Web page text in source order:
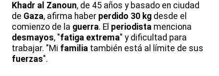
Khadr al Zanoun, de 45 años y basado en ciudad
de Gaza, afirma haber perdido 30 kg desde el
comienzo de la guerra. El periodista menciona
desmayos, "fatiga extrema" y dificultad para
trabajar. "Mi familia también está al límite de sus
fuerzas".